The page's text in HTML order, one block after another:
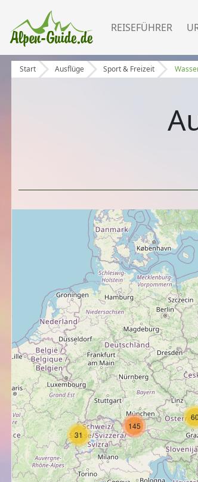
REISEFÜHRER
Start Ausflüge Sport & Freizeit
31
145